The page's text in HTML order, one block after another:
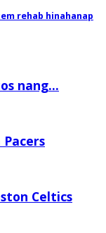
rehab hinahanap
nang...
Celtics